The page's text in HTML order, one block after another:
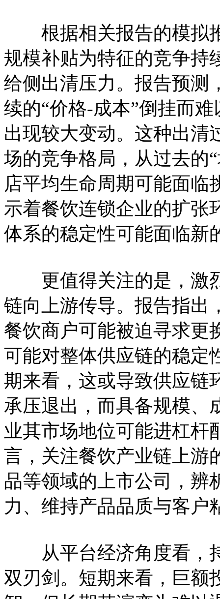
根据相关报告的模拟
规模补贴为特征的竞争持
给侧出清压力。报告预测
续的“价格-成本”倒挂而
出现较大变动。这种出清
场的竞争格局，从过去的
店平均生命周期可能面临
示着餐饮连锁企业的扩张
体系的稳定性可能面临新
更值得关注的是，激
链向上游传导。报告指出
餐饮商户可能被迫寻求更
可能对整体供应链的稳定
期来看，这或导致供应链
承压退出，而具备规模、
业其市场地位可能进杠杆
言，关注餐饮产业链上游
品等领域的上市公司，辨
力、维持产品品质与客户
从平台经济角度看，持
双刃剑。短期来看，巨额